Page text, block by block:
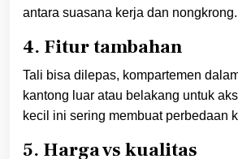
antara suasana kerja dan nongkrong.
4. Fitur tambahan
Tali bisa dilepas, kompartemen
kantong luar atau belakang untuk
kecil ini sering membuat perbedaan
5. Harga vs kualitas